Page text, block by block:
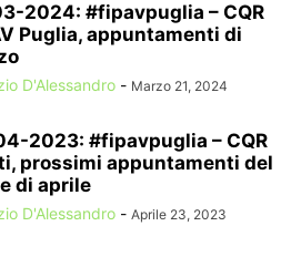
2024: #fipavpuglia – CQR
Puglia, appuntamenti di
D'Alessandro - Marzo 21, 2024
2023: #fipavpuglia – CQR
prossimi appuntamenti del
di aprile
D'Alessandro - Aprile 23, 2023